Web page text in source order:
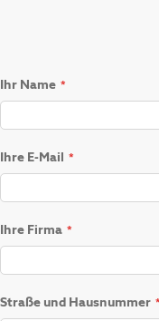
Ihr Name
Ihre E-Mail
Ihre Firma
Straße und Hausnummer